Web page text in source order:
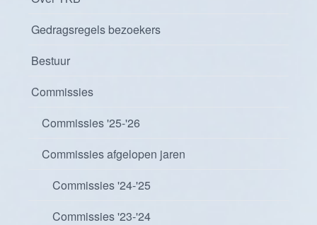
Gedragsregels bezoekers
Bestuur
Commissies
Commissies '25-'26
Commissies afgelopen jaren
Commissies '24-'25
Commissies '23-'24